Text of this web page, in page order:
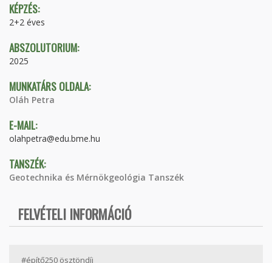
KÉPZÉS:
2+2 éves
ABSZOLUTORIUM:
2025
MUNKATÁRS OLDALA:
Oláh Petra
E-MAIL:
olahpetra@edu.bme.hu
TANSZÉK:
Geotechnika és Mérnökgeológia Tanszék
FELVÉTELI INFORMÁCIÓ
#építő250 ösztöndíj